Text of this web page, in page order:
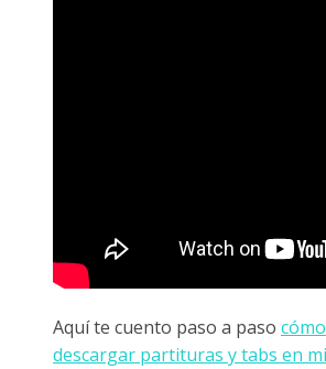
Aquí te cuento paso a paso
descargar partituras y tabs en